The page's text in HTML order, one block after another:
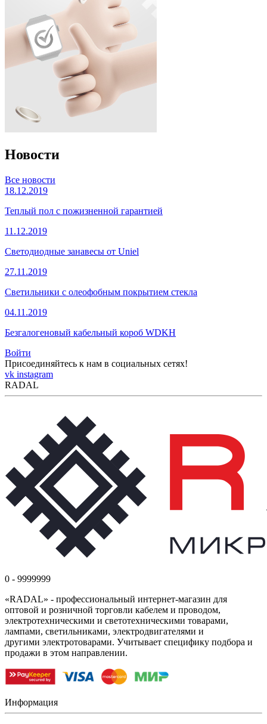
Новости
Все новости
18.12.2019
Теплый пол с пожизненной гарантией
11.12.2019
Светодиодные занавесы от Uniel
27.11.2019
Светильники с олеофобным покрытием стекла
04.11.2019
Безгалогеновый кабельный короб WDKH
Войти
Присоединяйтесь к нам в социальных сетях!
vk instagram
RADAL
0 - 9999999
«RADAL» - профессиональный интернет-магазин для
оптовой и розничной торговли кабелем и проводом,
электротехническими и светотехническими товарами,
лампами, светильниками, электродвигателями и
другими электротоварами. Учитывает специфику подбора и
продажи в этом направлении.
Информация